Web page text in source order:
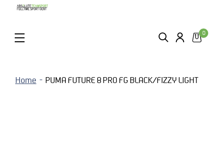
ZOEKEN LOGIN
0
Home PUMA FUTURE 8 PRO FG BLACK/FIZZY LIGHT